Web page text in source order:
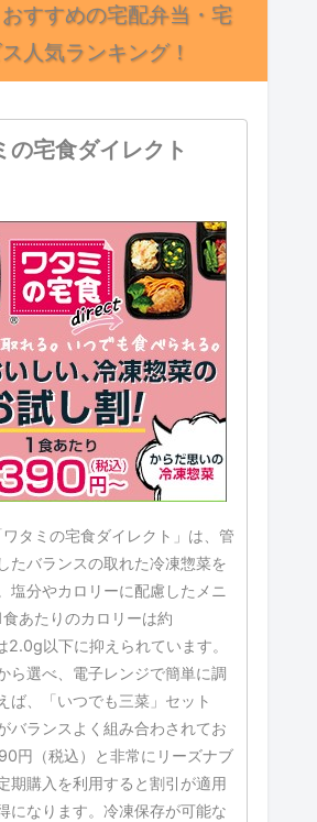
すすめの宅配弁当・宅
人気ランキング！
の宅食ダイレクト
ワタミの宅食ダイレクト」は、管
たバランスの取れた冷凍惣菜を
塩分やカロリーに配慮したメニ
食あたりのカロリーは約
以下に抑えられています。
ら選べ、電子レンジで簡単に調
ば、「いつでも三菜」セット
バランスよく組み合わされてお
円（税込）と非常にリーズナブ
期購入を利用すると割引が適用
になります。冷凍保存が可能な